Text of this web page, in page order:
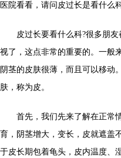
医院看看，请问皮过长是看什么
皮过长要看什么科?很多朋友
视了，这点非常的重要的。一般
阴茎的皮肤很薄，而且可以移动
肤，称为皮。
首先，我们先来了解在正常情
育，阴茎增大，变长，皮就遮盖
于皮长期包着龟头，皮内温度、